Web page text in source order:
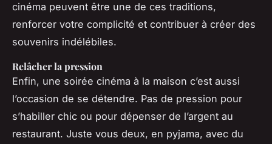
cinéma peuvent être une de ces traditions,
renforcer votre complicité et contribuer à créer des
souvenirs indélébiles.
Relâcher la pression
Enfin, une soirée cinéma à la maison c’est aussi
l’occasion de se détendre. Pas de pression pour
s’habiller chic ou pour dépenser de l’argent au
restaurant. Juste vous deux, en pyjama, avec du